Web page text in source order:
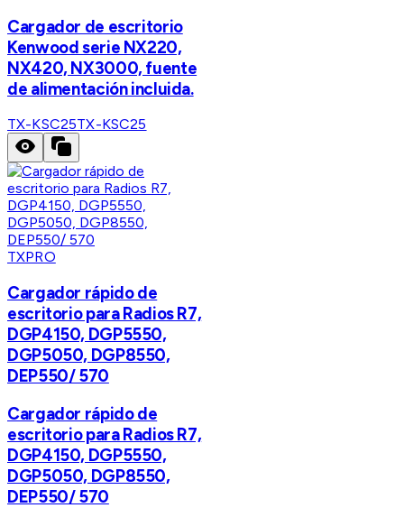
Cargador de escritorio
Kenwood serie NX220,
NX420, NX3000, fuente
de alimentación incluida.
TX-KSC25TX-KSC25
TXPRO
Cargador rápido de
escritorio para Radios R7,
DGP4150, DGP5550,
DGP5050, DGP8550,
DEP550/ 570
Cargador rápido de
escritorio para Radios R7,
DGP4150, DGP5550,
DGP5050, DGP8550,
DEP550/ 570